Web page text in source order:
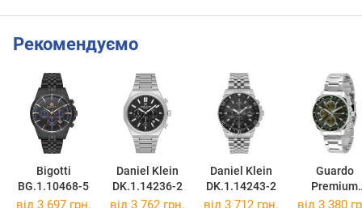
Рекомендуємо
Bigotti
BG.1.10468-5
Daniel Klein
DK.1.14236-2
Daniel Klein
DK.1.14243-2
Guardo
Premium
012782-1
від 3 697 грн. від 3 762 грн. від 3 712 грн. від 3 380